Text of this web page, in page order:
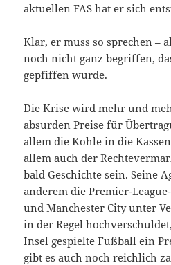
aktuellen FAS hat er sich
Klar, er muss so sprechen –
noch nicht ganz begriffen,
gepfiffen wurde.
Die Krise wird mehr und
absurden Preise für
allem die Kohle in die
allem auch der
bald Geschichte sein. Seine
anderem die Premier-
und Manchester City unter
in der Regel
Insel gespielte Fußball ein
gibt es auch noch reichlich